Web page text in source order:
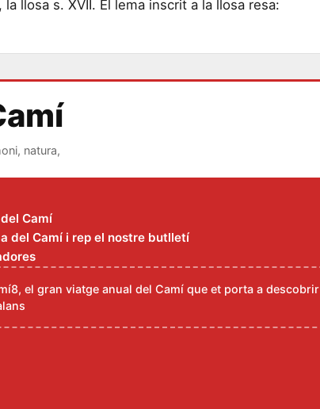
llosa s. XVII. El lema inscrit a la llosa resa:
natura,
Camí
del Camí i rep el nostre butlletí
el gran viatge anual del Camí que et porta a descobrir